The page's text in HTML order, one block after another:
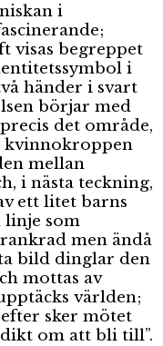
i
visas begreppet
i
händer i svart
börjar med
det område,
kvinnokroppen
mellan
i nästa teckning,
ett litet barns
linje som
men ändå
bild dinglar den
mottas av
världen;
sker mötet
om att bli till”.